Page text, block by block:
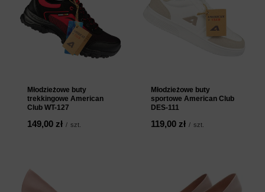
Młodzieżowe buty
trekkingowe American
Club WT-127
149,00 zł / szt.
Młodzieżowe buty
sportowe American Club
DES-111
119,00 zł / szt.